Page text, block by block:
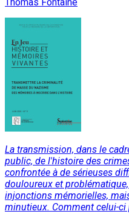
La transmission, dans le
public, de l'histoire des
confrontée à de sérieuses
douloureux et
injonctions mémorielles,
minutieux. Comment celui-ci